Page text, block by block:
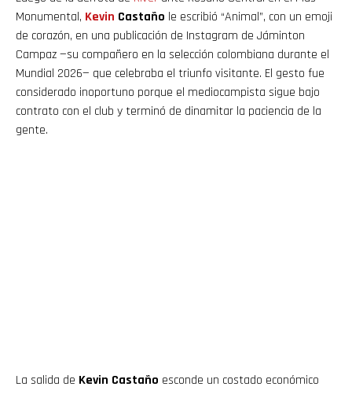
Monumental, Kevin Castaño le escribió “Animal”, con un emoji
de corazón, en una publicación de Instagram de Jáminton
Campaz —su compañero en la selección colombiana durante el
Mundial 2026— que celebraba el triunfo visitante. El gesto fue
considerado inoportuno porque el mediocampista sigue bajo
contrato con el club y terminó de dinamitar la paciencia de la
gente.
La salida de Kevin Castaño esconde un costado económico